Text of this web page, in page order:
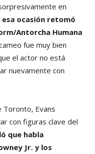
en
esa ocasión retomó
Antorcha Humana
fue muy bien
el actor no está
nuevamente con
Toronto, Evans
con figuras clave del
que habla
Jr. y los